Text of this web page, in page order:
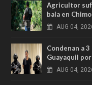
Agricultor
bala en
AUG 04,
Condenan a
Guayaquil
AUG 04,